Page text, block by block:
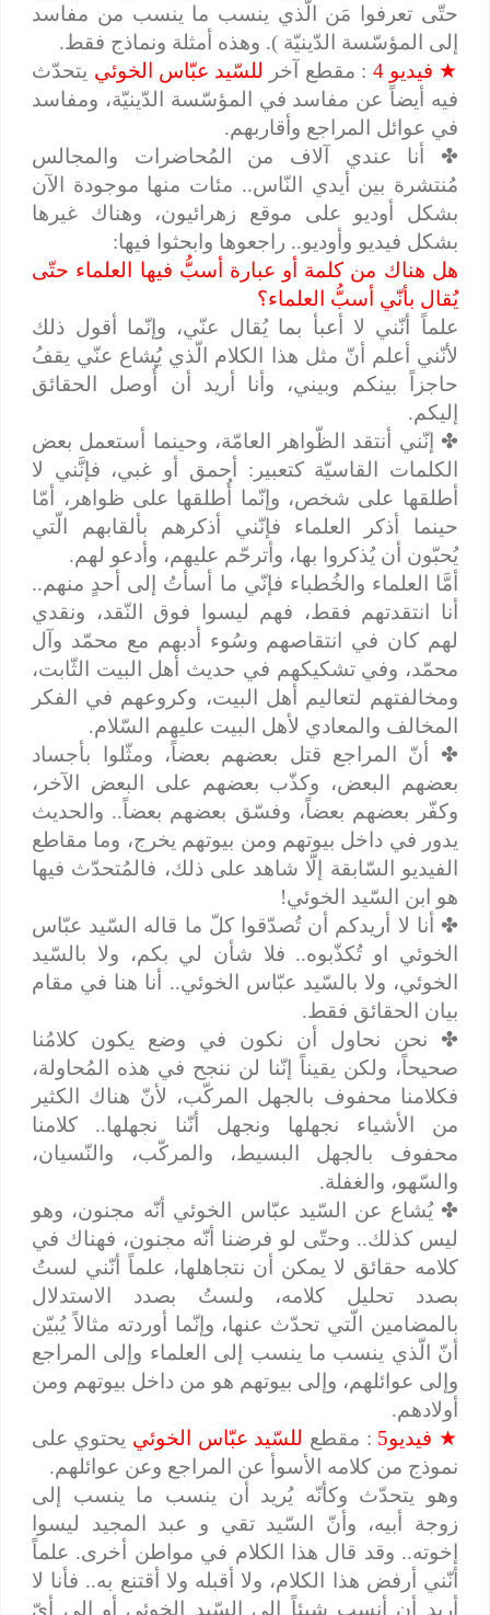
حتّى تعرفوا مَن الّذي ينسب ما ينسب من مفاسد
إلى المؤسّسة الدّينيّة ). وهذه أمثلة ونماذج فقط.
★فيديو 4 : مقطع آخر للسّيد عبّاس الخوئييتحدّث
فيه أيضاً عن مفاسد في المؤسّسة الدّينيّة، ومفاسد
في عوائل المراجع وأقاربهم.
✤أنا عندي آلاف من المُحاضرات والمجالس
مُنتشرة بين أيدي النّاس.. مئات منها موجودة الآن
بشكل أوديو على موقع زهرائيون، وهناك غيرها
بشكل فيديو وأوديو.. راجعوها وابحثوا فيها:
هل هناك من كلمة أو عبارة أسبُّ فيها العلماء حتّى
يُقال بأنّي أسبُّ العلماء؟
علماً أنّني لا أعبأ بما يُقال عنّي، وإنّما أقول ذلك
لأنّني أعلم أنّ مثل هذا الكلام الّذي يُشاع عنّي يقفُ
حاجزاً بينكم وبيني، وأنا أريد أن أُوصل الحقائق
إليكم.
✤إنّني أنتقد الظّواهر العامّة، وحينما أستعمل بعض
الكلمات القاسيّة كتعبير: أحمق أو غبي، فإنَّني لا
أطلقها على شخص، وإنّما أُطلقها على ظواهر، أمّا
حينما أذكر العلماء فإنّني أذكرهم بألقابهم الّتي
يُحبّون أن يُذكروا بها، وأترحّم عليهم، وأدعو لهم.
أمَّا العلماء والخُطباء فإنّي ما أسأتُ إلى أحدٍ منهم..
أنا انتقدتهم فقط، فهم ليسوا فوق النّقد، ونقدي
لهم كان في انتقاصهم وسُوء أدبهم مع محمّد وآل
محمّد، وفي تشكيكهم في حديث أهل البيت الثّابت،
ومخالفتهم لتعاليم أهل البيت، وكروعهم في الفكر
المخالف والمعادي لأهل البيت عليهم السّلام.
✤أنّ المراجع قتل بعضهم بعضاً، ومثّلوا بأجساد
بعضهم البعض، وكذّب بعضهم على البعض الآخر،
وكفّر بعضهم بعضاً، وفسّق بعضهم بعضاً.. والحديث
يدور في داخل بيوتهم ومن بيوتهم يخرج، وما مقاطع
الفيديو السّابقة إلّا شاهد على ذلك، فالمُتحدّث فيها
هو ابن السّيد الخوئي!
✤أنا لا أريدكم أن تُصدّقوا كلّ ما قاله السّيد عبّاس
الخوئي او تُكذّبوه.. فلا شأن لي بكم، ولا بالسّيد
الخوئي، ولا بالسّيد عبّاس الخوئي.. أنا هنا في مقام
بيان الحقائق فقط.
✤نحن نحاول أن نكون في وضع يكون كلامُنا
صحيحاً، ولكن يقيناً إنّنا لن ننجح في هذه المُحاولة،
فكلامنا محفوف بالجهل المركّب، لأنّ هناك الكثير
من الأشياء نجهلها ونجهل أنّنا نجهلها.. كلامنا
محفوف بالجهل البسيط، والمركّب، والنّسيان،
والسّهو، والغفلة.
✤يُشاع عن السّيد عبّاس الخوئي أنّه مجنون، وهو
ليس كذلك.. وحتّى لو فرضنا أنّه مجنون، فهناك في
كلامه حقائق لا يمكن أن نتجاهلها، علماً أنّني لستُ
بصدد تحليل كلامه، ولستُ بصدد الاستدلال
بالمضامين الّتي تحدّث عنها، وإنّما أوردته مثالاً يُبيّن
أنّ الّذي ينسب ما ينسب إلى العلماء وإلى المراجع
وإلى عوائلهم، وإلى بيوتهم هو من داخل بيوتهم ومن
أولادهم.
★فيديو5 : مقطعللسّيد عبّاس الخوئييحتوي على
نموذج من كلامه الأسوأ عن المراجع وعن عوائلهم.
وهو يتحدّث وكأنّه يُريد أن ينسب ما ينسب إلى
زوجة أبيه، وأنّ السّيد تقي و عبد المجيد ليسوا
إخوته.. وقد قال هذا الكلام في مواطن أخرى. علماً
أنّني أرفض هذا الكلام، ولا أقبله ولا أقتنع به.. فأنا لا
أريد أن أنسب شيئاً إلى السّيد الخوئي أو إلى أيّ